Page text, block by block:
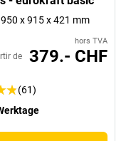
x 915 x 421 mm
hors TVA
de 379.- CHF
(61)